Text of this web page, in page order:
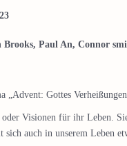
Paul An, Connor
„Advent: Gottes
Visionen für ihr Leben.
sich auch in unserem Leben